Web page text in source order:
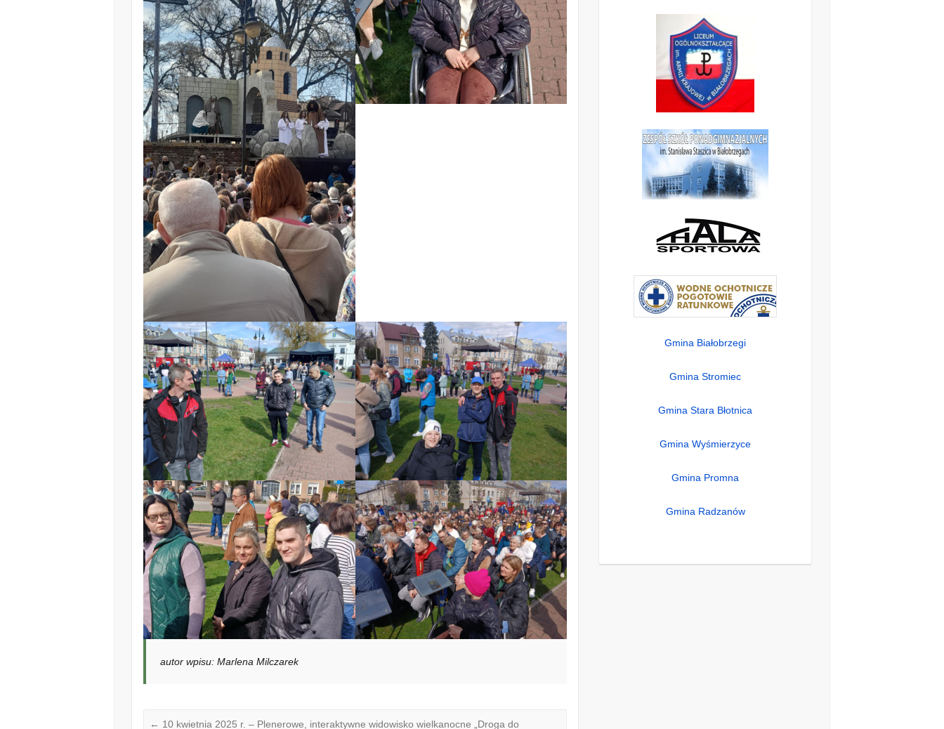
autor wpisu: Marlena Milczarek
← 10 kwietnia 2025 r. – Plenerowe, interaktywne widowisko wielkanocne „Droga do
Gmina Białobrzegi
Gmina Stromiec
Gmina Stara Błotnica
Gmina Wyśmierzyce
Gmina Promna
Gmina Radzanów